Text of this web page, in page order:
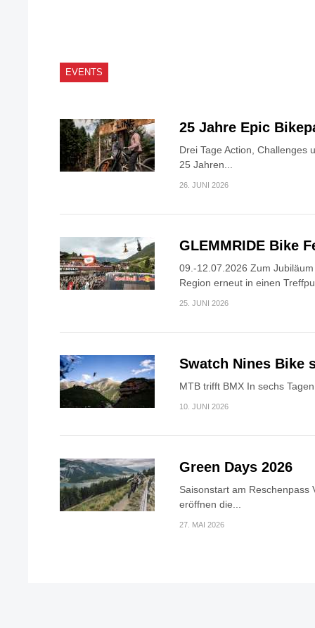
EVENTS
25 Jahre Epic
Drei Tage Action, Challenges
25 Jahren...
26. JUNI 2026
GLEMMRIDE Bike
09.-12.07.2026 Zum
Region erneut in einen
25. JUNI 2026
Swatch Nines Bike
MTB trifft BMX In sechs
10. JUNI 2026
Green Days 2026
Saisonstart am Reschenpass
eröffnen die...
27. MAI 2026